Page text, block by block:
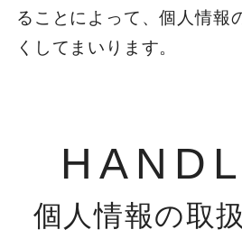
ることによって、個人情報
くしてまいります。
個人情報の取